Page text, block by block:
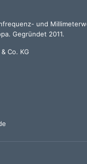
und
Gegründet 2011.
Co. KG